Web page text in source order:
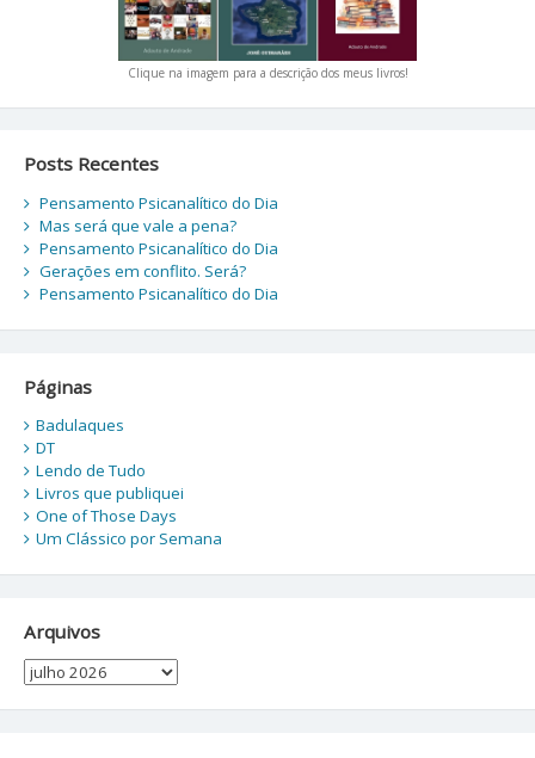
Clique na imagem para a descrição dos meus livros!
Posts Recentes
Pensamento Psicanalítico do Dia
Mas será que vale a pena?
Pensamento Psicanalítico do Dia
Gerações em conflito. Será?
Pensamento Psicanalítico do Dia
Páginas
Badulaques
DT
Lendo de Tudo
Livros que publiquei
One of Those Days
Um Clássico por Semana
Arquivos
Arquivos